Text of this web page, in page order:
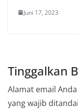
Juni 17, 2023
Tinggalkan
Alamat email
yang wajib ditandai